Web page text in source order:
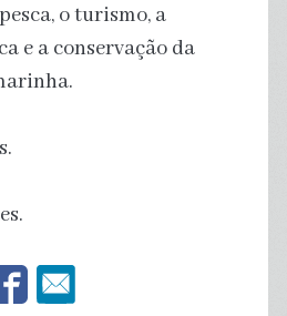
o turismo, a
e a conservação da